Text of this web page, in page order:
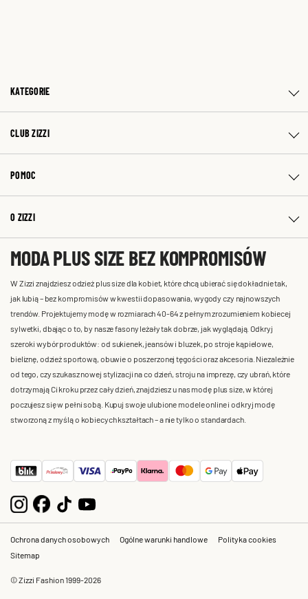
KATEGORIE
CLUB ZIZZI
POMOC
O ZIZZI
MODA PLUS SIZE BEZ KOMPROMISÓW
W Zizzi znajdziesz odzież plus size dla kobiet, które chcą ubierać się dokładnie tak,
jak lubią – bez kompromisów w kwestii dopasowania, wygody czy najnowszych
trendów. Projektujemy modę w rozmiarach 40-64 z pełnym zrozumieniem kobiecej
sylwetki, dbając o to, by nasze fasony leżały tak dobrze, jak wyglądają. Odkryj
szeroki wybór produktów: od sukienek, jeansów i bluzek, po stroje kąpielowe,
bieliznę, odzież sportową, obuwie o poszerzonej tęgości oraz akcesoria. Niezależnie
od tego, czy szukasz nowej stylizacji na co dzień, stroju na imprezę, czy ubrań, które
dotrzymają Ci kroku przez cały dzień, znajdziesz u nas modę plus size, w której
poczujesz się w pełni sobą. Kupuj swoje ulubione modele online i odkryj modę
stworzoną z myślą o kobiecych kształtach – a nie tylko o standardach.
Ochrona danych osobowych Ogólne warunki handlowe
Polityka cookies
Sitemap
© Zizzi Fashion 1999-2026